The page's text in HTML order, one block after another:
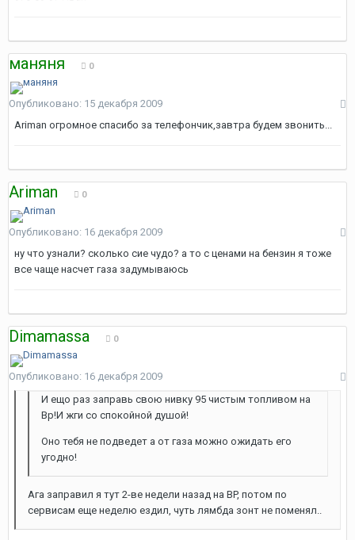
маняня 0
Опубликовано: 15 декабря 2009
Ariman огромное спасибо за телефончик,завтра будем звонить...
Ariman 0
Опубликовано: 16 декабря 2009
ну что узнали? сколько сие чудо? а то с ценами на бензин я тоже
все чаще насчет газа задумываюсь
Dimamassa 0
Опубликовано: 16 декабря 2009
И ещо раз заправь свою нивку 95 чистым топливом на
Bp!И жги со спокойной душой!
Оно тебя не подведет а от газа можно ожидать его
угодно!
Ага заправил я тут 2-ве недели назад на BP, потом по
сервисам еще неделю ездил, чуть лямбда зонт не поменял..